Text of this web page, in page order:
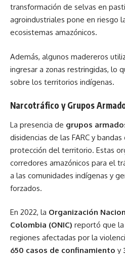
transformación de selvas en
agroindustriales pone en riesgo
ecosistemas amazónicos.
Además, algunos madereros
ingresar a zonas restringidas, lo
sobre los territorios indígenas.
Narcotráfico y Grupos
La presencia de grupos
disidencias de las FARC y
protección del territorio. Estas
corredores amazónicos para el
a las comunidades indígenas y
forzados.
En 2022, la Organización
Colombia (ONIC) reportó que la
regiones afectadas por la
650 casos de confinamiento y